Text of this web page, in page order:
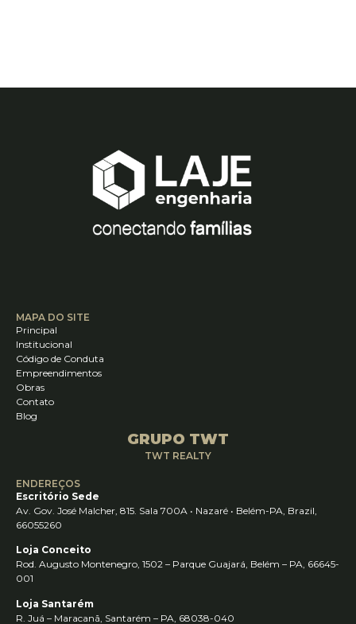
MAPA DO SITE
Principal
Institucional
Código de Conduta
Empreendimentos
Obras
Contato
Blog
GRUPO TWT
TWT REALTY
ENDEREÇOS
Escritório Sede
Av. Gov. José Malcher, 815. Sala 700A • Nazaré • Belém-PA, Brazil,
66055260
Loja Conceito
Rod. Augusto Montenegro, 1502 – Parque Guajará, Belém – PA, 66645-
001
Loja Santarém
R. Juá – Maracanã, Santarém – PA, 68038-040